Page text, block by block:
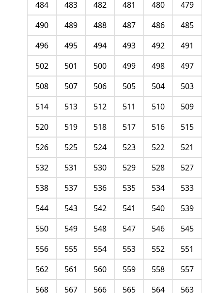
479
480
481
482
483
484
485
486
487
488
489
490
491
492
493
494
495
496
497
498
499
500
501
502
503
504
505
506
507
508
509
510
511
512
513
514
515
516
517
518
519
520
521
522
523
524
525
526
527
528
529
530
531
532
533
534
535
536
537
538
539
540
541
542
543
544
545
546
547
548
549
550
551
552
553
554
555
556
557
558
559
560
561
562
563
564
565
566
567
568